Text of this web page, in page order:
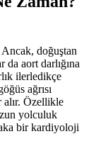
doğuştan
aort darlığına
ilerledikçe
ağrısı
alır. Özellikle
yolculuk
bir kardiyoloji